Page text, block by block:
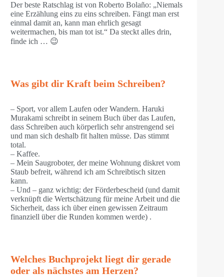
Der beste Ratschlag ist von Roberto Bolaño: „Niemals
eine Erzählung eins zu eins schreiben. Fängt man erst
einmal damit an, kann man ehrlich gesagt
weitermachen, bis man tot ist.“ Da steckt alles drin,
finde ich … 😉
Was gibt dir Kraft beim Schreiben?
– Sport, vor allem Laufen oder Wandern. Haruki
Murakami schreibt in seinem Buch über das Laufen,
dass Schreiben auch körperlich sehr anstrengend sei
und man sich deshalb fit halten müsse. Das stimmt
total.
– Kaffee.
– Mein Saugroboter, der meine Wohnung diskret vom
Staub befreit, während ich am Schreibtisch sitzen
kann.
– Und – ganz wichtig: der Förderbescheid (und damit
verknüpft die Wertschätzung für meine Arbeit und die
Sicherheit, dass ich über einen gewissen Zeitraum
finanziell über die Runden kommen werde) .
Welches Buchprojekt liegt dir gerade
oder als nächstes am Herzen?